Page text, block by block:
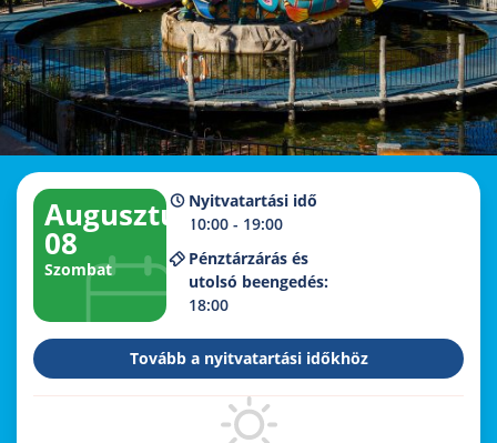
Augusztus
08
Szombat
Nyitvatartási idő
10:00 - 19:00
Pénztárzárás és
utolsó beengedés:
18:00
Tovább a nyitvatartási időkhöz